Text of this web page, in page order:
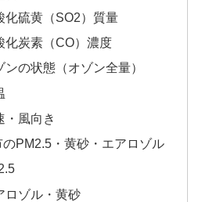
化硫黄（SO2）質量
化炭素（CO）濃度
ンの状態（オゾン全量）
・風向き
のPM2.5・黄砂・エアロゾル
ロゾル・黄砂